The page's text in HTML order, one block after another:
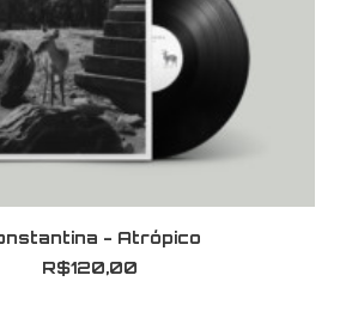
AO CARRINHO
- Atrópico
R$120,00